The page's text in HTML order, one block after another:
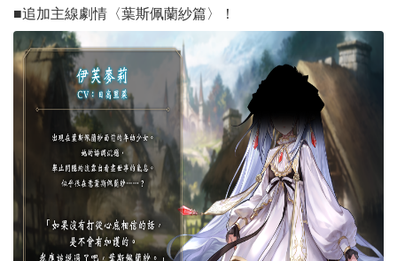
■追加主線劇情〈葉斯佩蘭紗篇〉！